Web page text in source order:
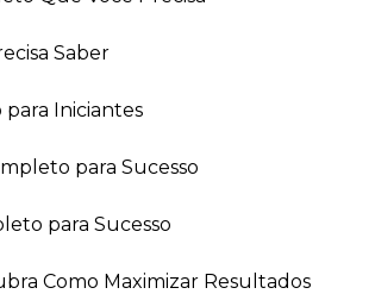
Saber
para Iniciantes
para Sucesso
para Sucesso
Como Maximizar Resultados